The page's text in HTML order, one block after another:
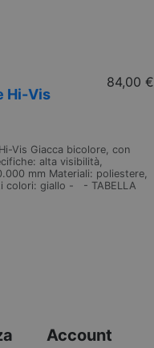
Hi-Vis
84,00 €
Vis Giacca bicolore, con
alta visibilità,
mm Materiali: poliestere,
colori: giallo - - TABELLA
Account